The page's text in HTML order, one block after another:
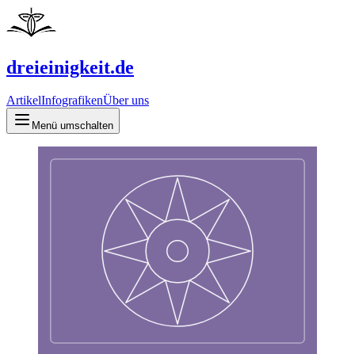
dreieinigkeit.de
ArtikelInfografikenÜber uns
Menü umschalten